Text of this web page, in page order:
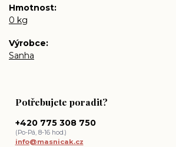
Hmotnost
0 kg
Výrobce
Sanha
Potřebujete poradit?
+420 775 308 750
(Po-Pá, 8-16 hod.)
info@masnicak.cz